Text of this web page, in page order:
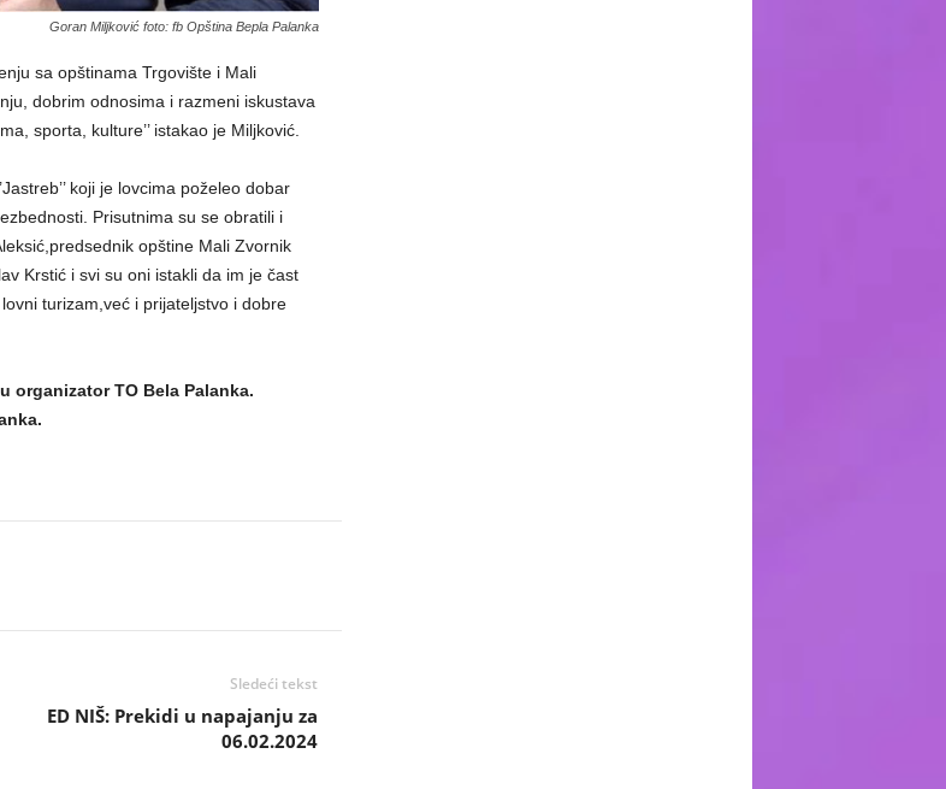
Goran Miljković foto: fb Opština Bepla Palanka
sa opštinama Trgovište i Mali
dobrim odnosima i razmeni iskustava
sporta, kulture’’ istakao je Miljković.
koji je lovcima poželeo dobar
Prisutnima su se obratili i
opštine Mali Zvornik
Krstić i svi su oni istakli da im je čast
turizam,već i prijateljstvo i dobre
organizator TO Bela Palanka.
Sledeći tekst
ED NIŠ: Prekidi u napajanju za
06.02.2024